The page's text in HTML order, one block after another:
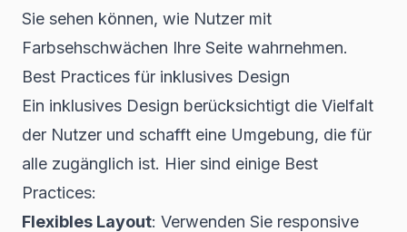
Sie sehen können, wie Nutzer mit
Farbsehschwächen Ihre Seite wahrnehmen.
Best Practices für inklusives Design
Ein inklusives Design berücksichtigt die Vielfalt
der Nutzer und schafft eine Umgebung, die für
alle zugänglich ist. Hier sind einige Best
Practices:
Flexibles Layout: Verwenden Sie responsive